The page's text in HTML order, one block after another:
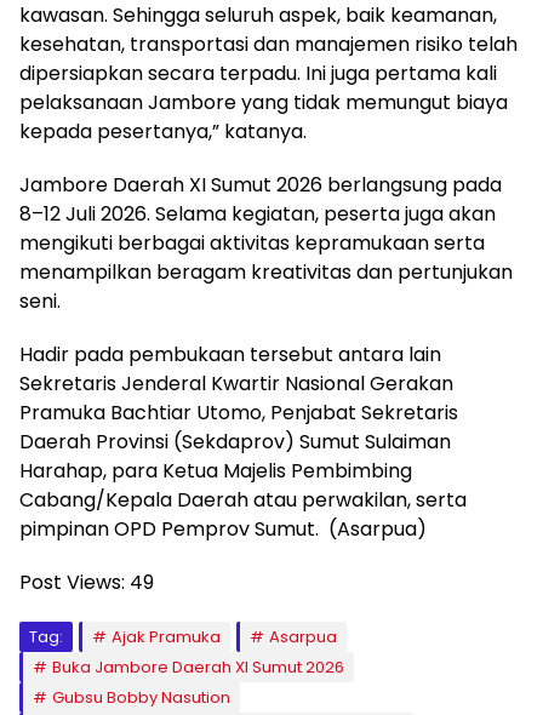
kawasan. Sehingga seluruh aspek, baik keamanan,
kesehatan, transportasi dan manajemen risiko telah
dipersiapkan secara terpadu. Ini juga pertama kali
pelaksanaan Jambore yang tidak memungut biaya
kepada pesertanya,” katanya.
Jambore Daerah XI Sumut 2026 berlangsung pada
8–12 Juli 2026. Selama kegiatan, peserta juga akan
mengikuti berbagai aktivitas kepramukaan serta
menampilkan beragam kreativitas dan pertunjukan
seni.
Hadir pada pembukaan tersebut antara lain
Sekretaris Jenderal Kwartir Nasional Gerakan
Pramuka Bachtiar Utomo, Penjabat Sekretaris
Daerah Provinsi (Sekdaprov) Sumut Sulaiman
Harahap, para Ketua Majelis Pembimbing
Cabang/Kepala Daerah atau perwakilan, serta
pimpinan OPD Pemprov Sumut. (Asarpua)
Post Views: 49
Tag: Ajak Pramuka
Asarpua
Buka Jambore Daerah XI Sumut 2026
Gubsu Bobby Nasution